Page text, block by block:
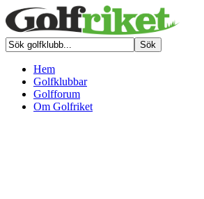
Hem
Golfklubbar
Golfforum
Om Golfriket